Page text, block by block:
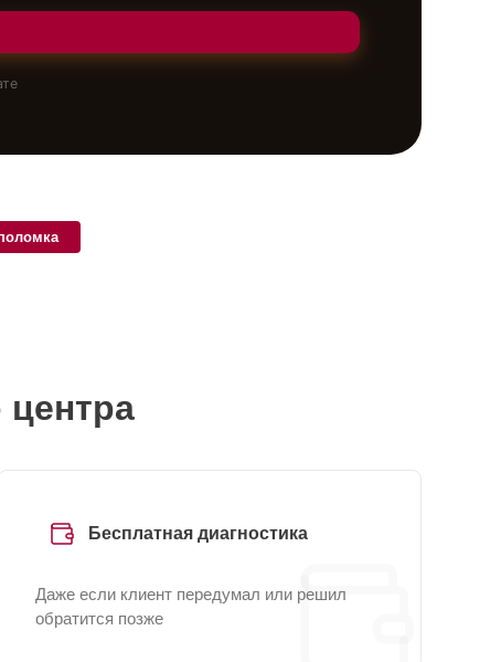
Бесплатная диагностика
Даже если клиент передумал или решил
обратится позже